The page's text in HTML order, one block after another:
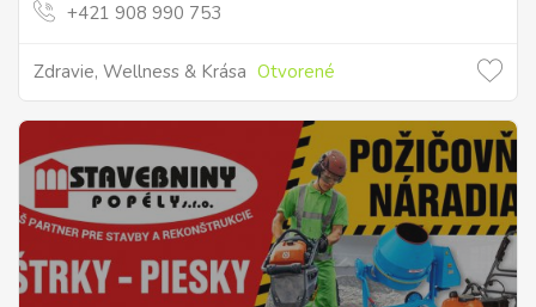
+421 908 990 753
Zdravie, Wellness & Krása Otvorené